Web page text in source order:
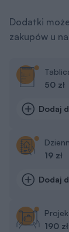
Dodatki
zakupów u
50 zł
Dodaj
19 zł
Dodaj
190 zł